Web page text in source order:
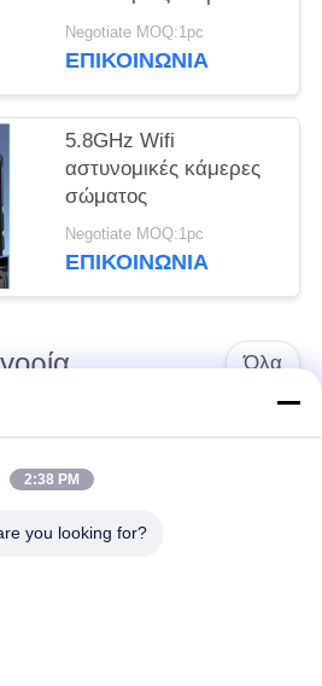
για δύσκολες
θερμοκρασίες από -15
Negotiate MOQ:1pc
ΕΠΙΚΟΙΝΩΝΊΑ
5.8GHz Wifi
αστυνομικές κάμερες
σώματος
Negotiate MOQ:1pc
ΕΠΙΚΟΙΝΩΝΊΑ
Όλα
Κάμερες σώματος
αστυνομίας
Κάμερα κρανών
2:38 PM
you looking for?